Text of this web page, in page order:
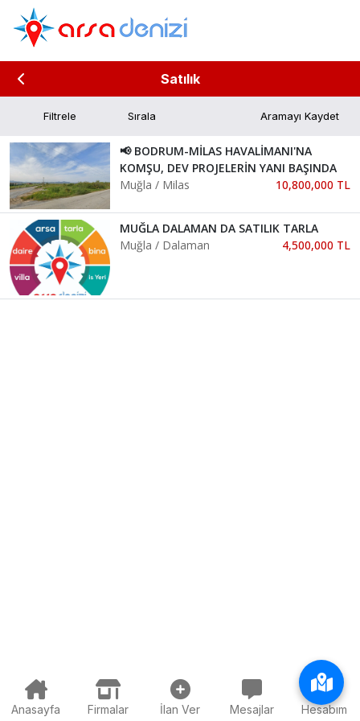
Satılık
Filtrele Aramayı Kaydet
📢 BODRUM-MİLAS HAVALİMANI'NA
KOMŞU, DEV PROJELERİN YANI BAŞINDA
Muğla / Milas
10,800,000 TL
MUĞLA DALAMAN DA SATILIK TARLA
Muğla / Dalaman
4,500,000 TL
Anasayfa Firmalar İlan Ver Mesajlar Hesabım